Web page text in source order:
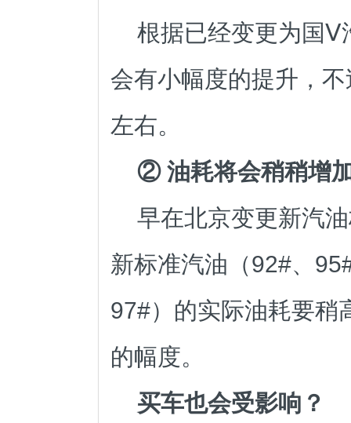
根据已经变更为国Ⅴ
会有小幅度的提升，
左右。
② 油耗将会稍稍增
早在北京变更新汽
新标准汽油（92#、
97#）的实际油耗要稍
的幅度。
买车也会受影响？